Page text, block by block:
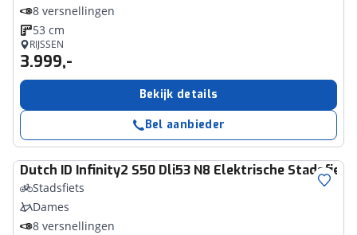
8 versnellingen
53 cm
RIJSSEN
3.999,-
Bekijk details
Bel aanbieder
Dutch ID Infinity2 S50 Dli53 N8 Elektrische
Stadsfiets
Dames
8 versnellingen